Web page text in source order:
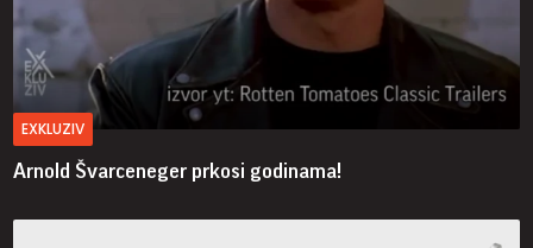
EXKLUZIV
Arnold Švarceneger prkosi godinama!